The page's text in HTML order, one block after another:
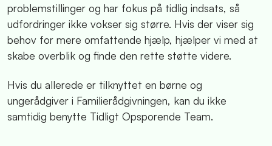
problemstillinger og har fokus på tidlig indsats, så
udfordringer ikke vokser sig større. Hvis der viser sig
behov for mere omfattende hjælp, hjælper vi med at
skabe overblik og finde den rette støtte videre.
Hvis du allerede er tilknyttet en børne og
ungerådgiver i Familierådgivningen, kan du ikke
samtidig benytte Tidligt Opsporende Team.